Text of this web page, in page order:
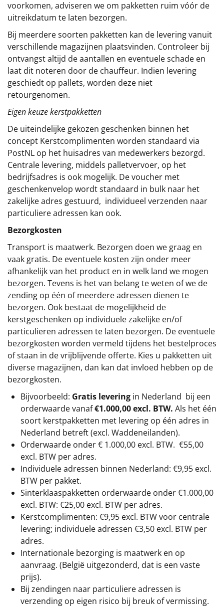
voorkomen, adviseren we om pakketten ruim vóór de
uitreikdatum te laten bezorgen.
Bij meerdere soorten pakketten kan de levering vanuit
verschillende magazijnen plaatsvinden. Controleer bij
ontvangst altijd de aantallen en eventuele schade en
laat dit noteren door de chauffeur. Indien levering
geschiedt op pallets, worden deze niet
retourgenomen.
Eigen keuze kerstpakketten
De uiteindelijke gekozen geschenken binnen het
concept Kerstcomplimenten worden standaard via
PostNL op het huisadres van medewerkers bezorgd.
Centrale levering, middels palletvervoer, op het
bedrijfsadres is ook mogelijk. De voucher met
geschenkenvelop wordt standaard in bulk naar het
zakelijke adres gestuurd, individueel verzenden naar
particuliere adressen kan ook.
Bezorgkosten
Transport is maatwerk. Bezorgen doen we graag en
vaak gratis. De eventuele kosten zijn onder meer
afhankelijk van het product en in welk land we mogen
bezorgen. Tevens is het van belang te weten of we de
zending op één of meerdere adressen dienen te
bezorgen. Ook bestaat de mogelijkheid de
kerstgeschenken op individuele zakelijke en/of
particulieren adressen te laten bezorgen. De eventuele
bezorgkosten worden vermeld tijdens het bestelproces
of staan in de vrijblijvende offerte. Kies u pakketten uit
diverse magazijnen, dan kan dat invloed hebben op de
bezorgkosten.
Bijvoorbeeld: Gratis levering in Nederland bij een
orderwaarde vanaf€1.000,00 excl. BTW. Als het één
soort kerstpakketten met levering op één adres in
Nederland betreft (excl. Waddeneilanden).
Orderwaarde onder € 1.000,00 excl. BTW. €55,00
excl. BTW per adres.
Individuele adressen binnen Nederland: €9,95 excl.
BTW per pakket.
Sinterklaaspakketten orderwaarde onder €1.000,00
excl. BTW: €25,00 excl. BTW per adres.
Kerstcomplimenten: €9,95 excl. BTW voor centrale
levering; individuele adressen €3,50 excl. BTW per
adres.
Internationale bezorging is maatwerk en op
aanvraag. (België uitgezonderd, dat is een vaste
prijs).
Bij zendingen naar particuliere adressen is
verzending op eigen risico bij breuk of vermissing.